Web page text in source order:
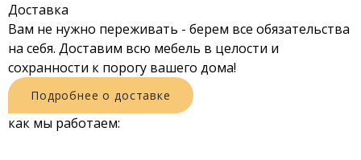
Доставка
Вам не нужно переживать - берем все обязательства
на себя. Доставим всю мебель в целости и
сохранности к порогу вашего дома!
Подробнее о доставке
как мы работаем: